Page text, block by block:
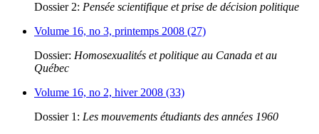
Dossier 2: Pensée scientifique et prise de décision politique
Volume 16, no 3, printemps 2008 (27)
Dossier: Homosexualités et politique au Canada et au
Québec
Volume 16, no 2, hiver 2008 (33)
Dossier 1: Les mouvements étudiants des années 1960